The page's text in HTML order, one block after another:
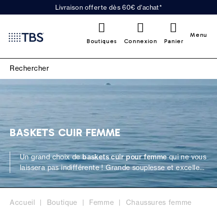
Livraison offerte dès 60€ d'achat*
Boutiques Connexion Panier
Menu
BASKETS CUIR FEMME
Un grand choix debaskets cuir pour femmequi ne vous
laissera pas indifférente ! Grande souplesse et excellent
confort, une ligne de chaussures qui s'adapte à votre
pied sans effort. Succombez à notre gamme de tennis
en cuir demarche sportive Made in Francequi
Accueil Boutique Femme Chaussures femme